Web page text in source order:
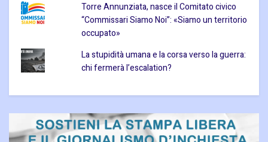
Torre Annunziata, nasce il Comitato civico
“Commissari Siamo Noi”: «Siamo un territorio
occupato»
La stupidità umana e la corsa verso la guerra:
chi fermerà l’escalation?